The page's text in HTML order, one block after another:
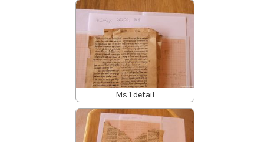
Ms 1 detail